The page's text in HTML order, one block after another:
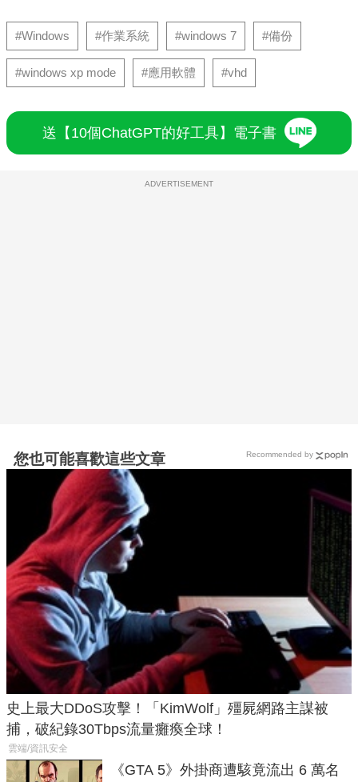
#Windows #作業系統 #windows 7 #備份
#windows xp mode #應用軟體 #vhd
送【10個ChatGPT的好工具】電子書
ADVERTISEMENT
您也可能喜歡這些文章
史上最大DDoS攻擊！「KimWolf」殭屍網路主謀被
捕，破紀錄30Tbps流量癱瘓全球！
雲端/資訊安全
《GTA 5》外掛商遭駭竟流出 6 萬名
Recommended by